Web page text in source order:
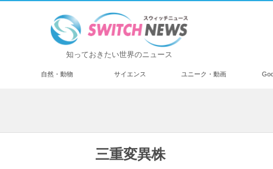
知っておきたい世界のニュース
自然・動物 サイエンス ユニーク・動画
三重変異株